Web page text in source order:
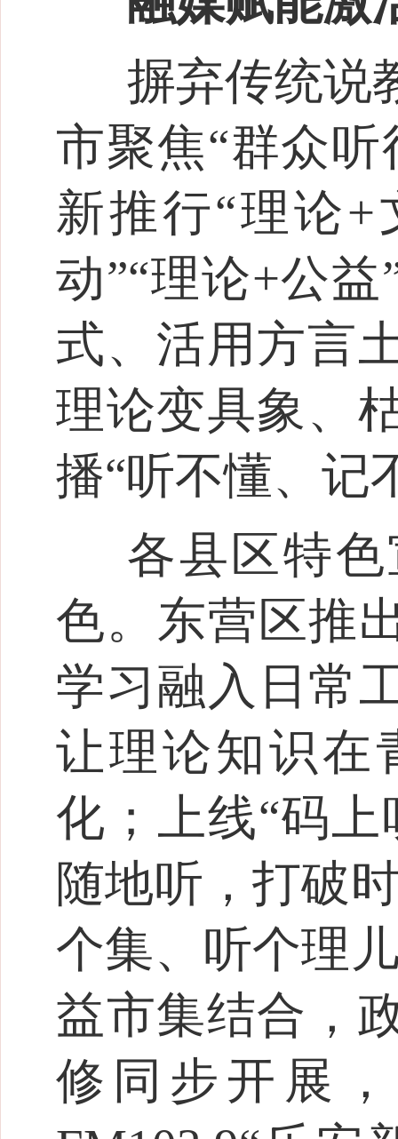
摒弃传统说
市聚焦“群众
新推行“理论+
动”“理论+公
式、活用方言
理论变具象、
播“听不懂、记
各县区特
色。东营区推
学习融入日常
让理论知识在
化；上线“码
随地听，打破
个集、听个理
益市集结合，
修同步开展